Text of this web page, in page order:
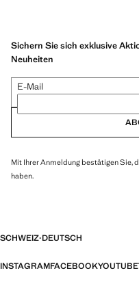
Sichern Sie sich exklusive
Neuheiten
E-Mail
Mit Ihrer Anmeldung bestätigen Sie,
haben.
SCHWEIZ·DEUTSCH
INSTAGRAMFACEBOOKYOUTUBE